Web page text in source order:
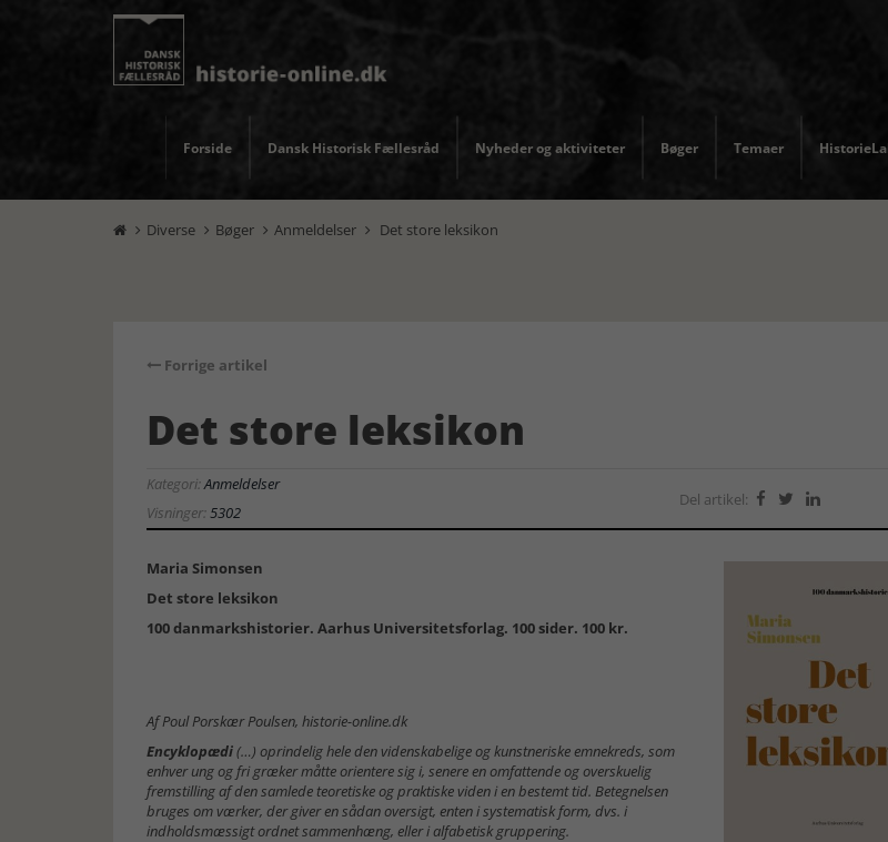
Forside Dansk Historisk Fællesråd Nyheder og aktiviteter Bøger Temaer
 Diverse  Bøger  Anmeldelser  Det store leksikon
Forrige artikel
Det store leksikon
Kategori:Anmeldelser
Visninger:5302
Del artikel:   
Maria Simonsen
Det store leksikon
100 danmarkshistorier. Aarhus Universitetsforlag. 100 sider. 100 kr.
Af Poul Porskær Poulsen, historie-online.dk
Encyklopædi(…) oprindelig hele den videnskabelige og kunstneriske emnekreds, som
enhver ung og fri græker måtte orientere sig i, senere en omfattende og overskuelig
fremstilling af den samlede teoretiske og praktiske viden i en bestemt tid. Betegnelsen
bruges om værker, der giver en sådan oversigt, enten i systematisk form, dvs. i
indholdsmæssigt ordnet sammenhæng, eller i alfabetisk gruppering.